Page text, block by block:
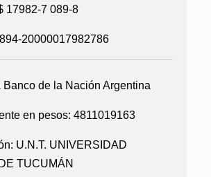
17982-7 089-8
20000017982786
Banco de la Nación Argentina
en pesos: 4811019163
U.N.T. UNIVERSIDAD
TUCUMÁN